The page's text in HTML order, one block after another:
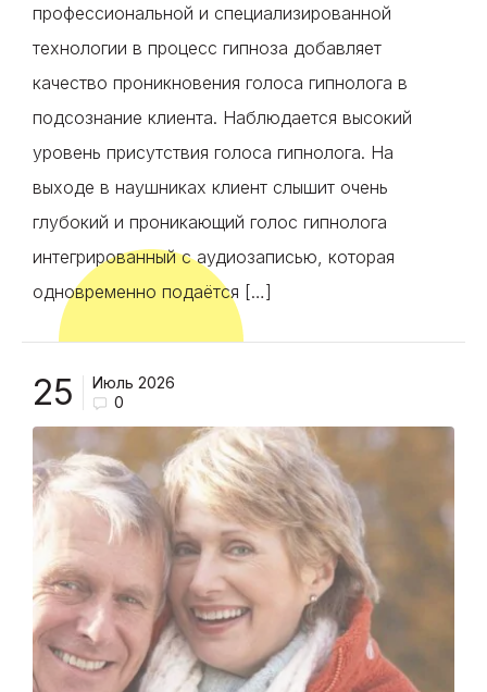
профессиональной и специализированной
технологии в процесс гипноза добавляет
качество проникновения голоса гипнолога в
подсознание клиента. Наблюдается высокий
уровень присутствия голоса гипнолога. На
выходе в наушниках клиент слышит очень
глубокий и проникающий голос гипнолога
интегрированный с аудиозаписью, которая
одновременно подаётся […]
25
Июль 2026
0